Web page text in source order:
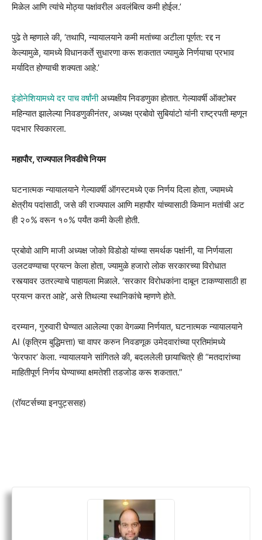
मिळेल आणि त्यांचे मोठ्या पक्षांवरील अवलंबित्व कमी होईल.’
पुढे ते म्हणाले की, ‘तथापि, न्यायालयाने कमी मतांच्या अटीला पूर्णत: रद्द न
केल्यामुळे, यामध्ये विधानकर्ते सुधारणा करू शकतात ज्यामुळे निर्णयाचा प्रभाव
मर्यादित होण्याची शक्यता आहे.’
इंडोनेशियामध्ये दर पाच वर्षांनीअध्यक्षीय निवडणुका होतात. गेल्यावर्षी ऑक्टोबर
महिन्यात झालेल्या निवडणुकीनंतर, अध्यक्ष प्रबोवो सुबियांटो यांनी राष्ट्रपती म्हणून
पदभार स्विकारला.
महापौर, राज्यपाल निवडीचे नियम
घटनात्मक न्यायालयाने गेल्यावर्षी ऑगस्टमध्ये एक निर्णय दिला होता, ज्यामध्ये
क्षेत्रीय पदांसाठी, जसे की राज्यपाल आणि महापौर यांच्यासाठी किमान मतांची अट
ही २०% वरून १०% पर्यंत कमी केली होती.
प्रबोवो आणि माजी अध्यक्ष जोको विडोडो यांच्या समर्थक पक्षांनी, या निर्णयाला
उलटवण्याचा प्रयत्न केला होता, ज्यामुळे हजारो लोक सरकारच्या विरोधात
रस्त्यावर उतरल्याचे पाहायला मिळाले. ‘सरकार विरोधकांना दाबून टाकण्यासाठी हा
प्रयत्न करत आहे’, असे तिथल्या स्थानिकांचे म्हणणे होते.
दरम्यान, गुरुवारी घेण्यात आलेल्या एका वेगळ्या निर्णयात, घटनात्मक न्यायालयाने
AI (कृत्रिम बुद्धिमत्ता) चा वापर करुन निवडणूक उमेदवारांच्या प्रतिमांमध्ये
‘फेरफार’ केला. न्यायालयाने सांगितले की, बदललेली छायाचित्रे ही “मतदारांच्या
माहितीपूर्ण निर्णय घेण्याच्या क्षमतेशी तडजोड करू शकतात.”
(रॉयटर्सच्या इनपुट्ससह)